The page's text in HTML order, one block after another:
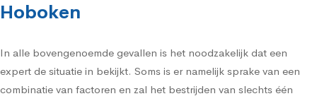
Hoboken
In alle bovengenoemde gevallen is het noodzakelijk dat een
expert de situatie in bekijkt. Soms is er namelijk sprake van een
combinatie van factoren en zal het bestrijden van slechts één